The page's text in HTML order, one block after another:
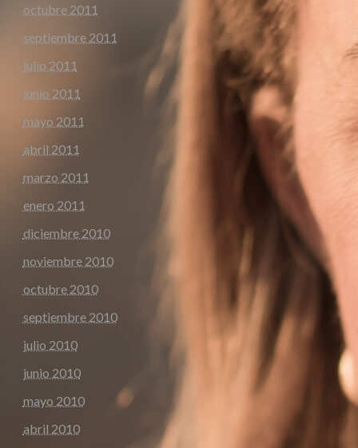
octubre 2011
septiembre 2011
julio 2011
junio 2011
mayo 2011
abril 2011
marzo 2011
enero 2011
diciembre 2010
noviembre 2010
octubre 2010
septiembre 2010
julio 2010
junio 2010
mayo 2010
abril 2010